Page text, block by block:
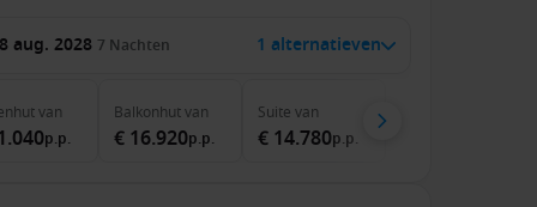
aug. 2028 7 Nachten 1 alternatieven
van
p.p.
Balkonhutvan
€ 16.920p.p.
Suite van
€ 14.780p.p.